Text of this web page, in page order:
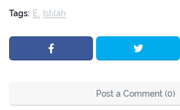
Tags: E Istilah
Post a Comment (0)